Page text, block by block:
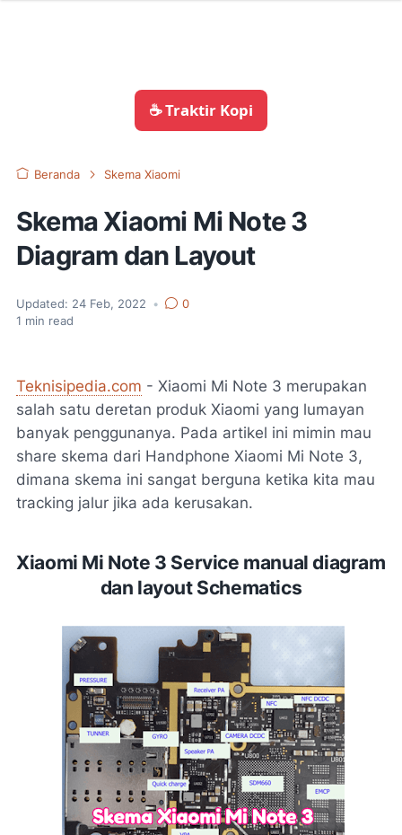
☕ Traktir Kopi
Beranda Skema Xiaomi
Skema Xiaomi Mi Note 3
Diagram dan Layout
Updated: 24 Feb, 2022 •
0
1 min read
Teknisipedia.com - Xiaomi Mi Note 3 merupakan
salah satu deretan produk Xiaomi yang lumayan
banyak penggunanya. Pada artikel ini mimin mau
share skema dari Handphone Xiaomi Mi Note 3,
dimana skema ini sangat berguna ketika kita mau
tracking jalur jika ada kerusakan.
Xiaomi Mi Note 3 Service manual diagram
dan layout Schematics